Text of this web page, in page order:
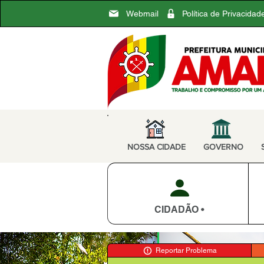
Webmail Política de
NOSSA CIDADE GOVERNO
CIDADÃO •
Reportar Problema